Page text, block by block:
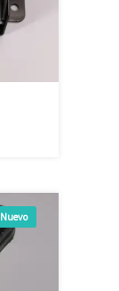
Nuevo